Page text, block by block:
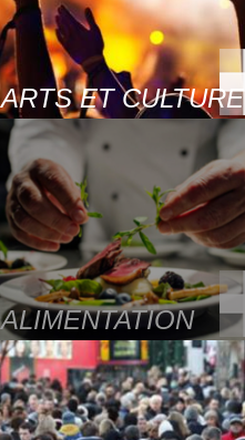
ARTS ET CULTURE
ALIMENTATION